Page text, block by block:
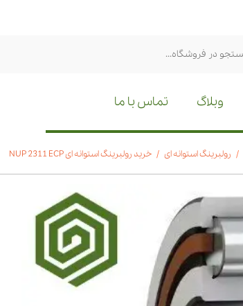
وبلاگ تماس با ما
رولبرینگ استوانه ای خرید رولبرینگ استوانه ای NUP 2311 ECP